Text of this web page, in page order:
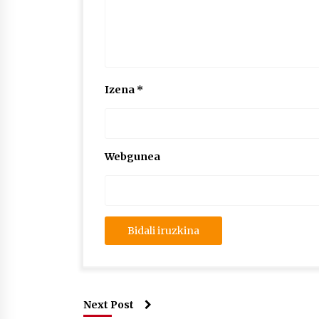
Izena *
Webgunea
Next Post